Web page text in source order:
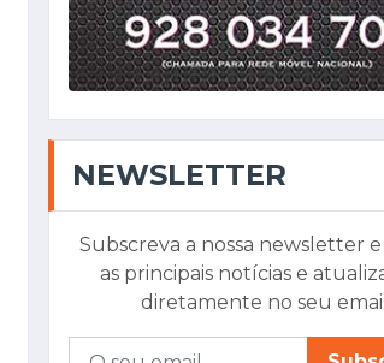
NEWSLETTER
Subscreva a nossa newsletter
as principais notícias e
diretamente no seu